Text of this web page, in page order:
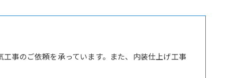
事のご依頼を承っています。また、内装仕上げ工事